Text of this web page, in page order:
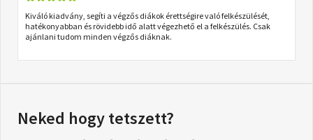
Kiváló kiadvány, segíti a végzős diákok érettségire való felkészülését,
hatékonyabban és rövidebb idő alatt végezhető el a felkészülés. Csak
ajánlani tudom minden végzős diáknak.
Neked hogy tetszett?